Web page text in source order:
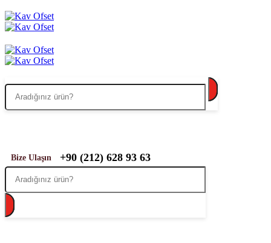
Bize Ulaşın +90 (212) 628 93 63